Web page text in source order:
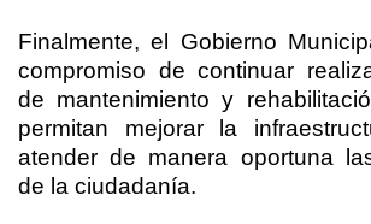
Finalmente, el Gobierno
compromiso de continuar
de mantenimiento y
permitan mejorar la
atender de manera oportuna
de la ciudadanía.